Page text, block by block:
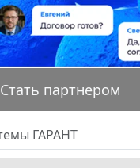
Стать партнером